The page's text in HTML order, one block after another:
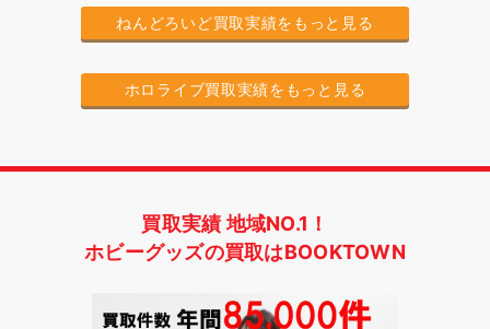
ねんどろいど買取実績をもっと見る
ホロライブ買取実績をもっと見る
買取実績 地域NO.1！
ホビーグッズの買取はBOOKTOWN